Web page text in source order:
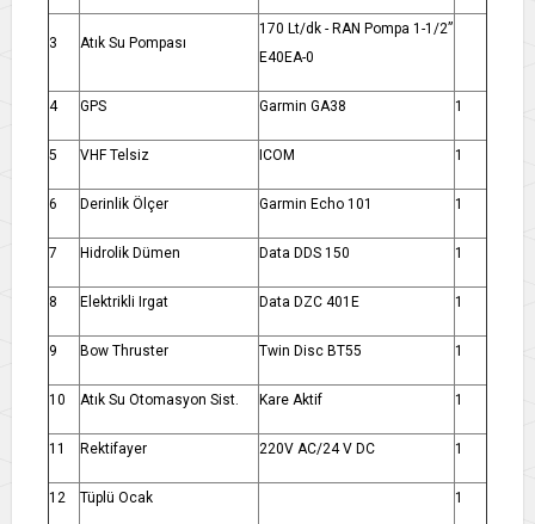
3 Atık Su Pompası
170 Lt/dk - RAN Pompa 1-1/2”
E40EA-0
4 GPS Garmin GA38 1
5 VHF Telsiz ICOM 1
6 Derinlik Ölçer Garmin Echo 101 1
7 Hidrolik Dümen Data DDS 150 1
8 Elektrikli Irgat Data DZC 401E 1
9 Bow Thruster Twin Disc BT55 1
10 Atık Su Otomasyon Sist. Kare Aktif 1
11 Rektifayer 220V AC/24 V DC 1
12 Tüplü Ocak 1